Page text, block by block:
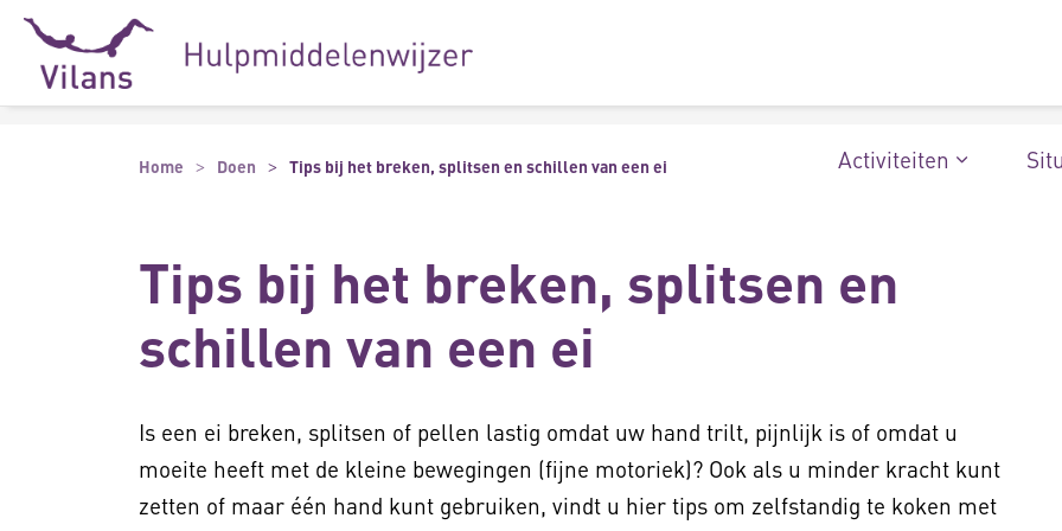
Naar hoofdinhoud
Naar footer
Activiteiten
Home Doen Tips bij het breken, splitsen en schillen van een ei
Tips bij het breken, splitsen en
schillen van een ei
Is een ei breken, splitsen of pellen lastig omdat uw hand trilt, pijnlijk is of omdat u
moeite heeft met de kleine bewegingen (fijne motoriek)? Ook als u minder kracht kunt
zetten of maar één hand kunt gebruiken, vindt u hier tips om zelfstandig te koken met